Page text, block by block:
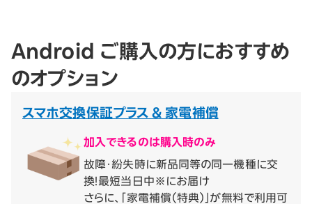
Android ご購入の方におすすめ
のオプション
スマホ交換保証プラス & 家電補償
加入できるのは購入時のみ
故障・紛失時に新品同等の同一機種に交
換！最短当日中※にお届け
さらに、「家電補償（特典）」が無料で利用可